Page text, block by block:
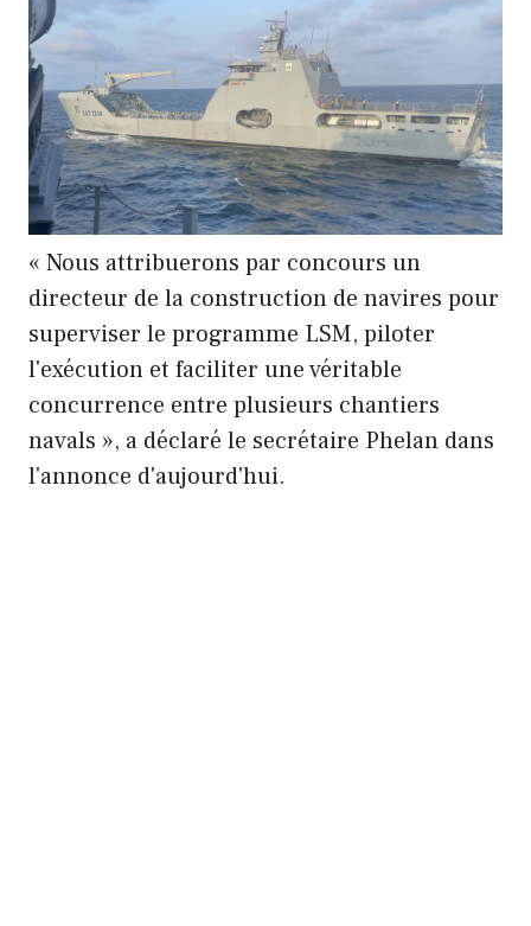
« Nous attribuerons par concours un
directeur de la construction de navires pour
superviser le programme LSM, piloter
l'exécution et faciliter une véritable
concurrence entre plusieurs chantiers
navals », a déclaré le secrétaire Phelan dans
l'annonce d'aujourd'hui.